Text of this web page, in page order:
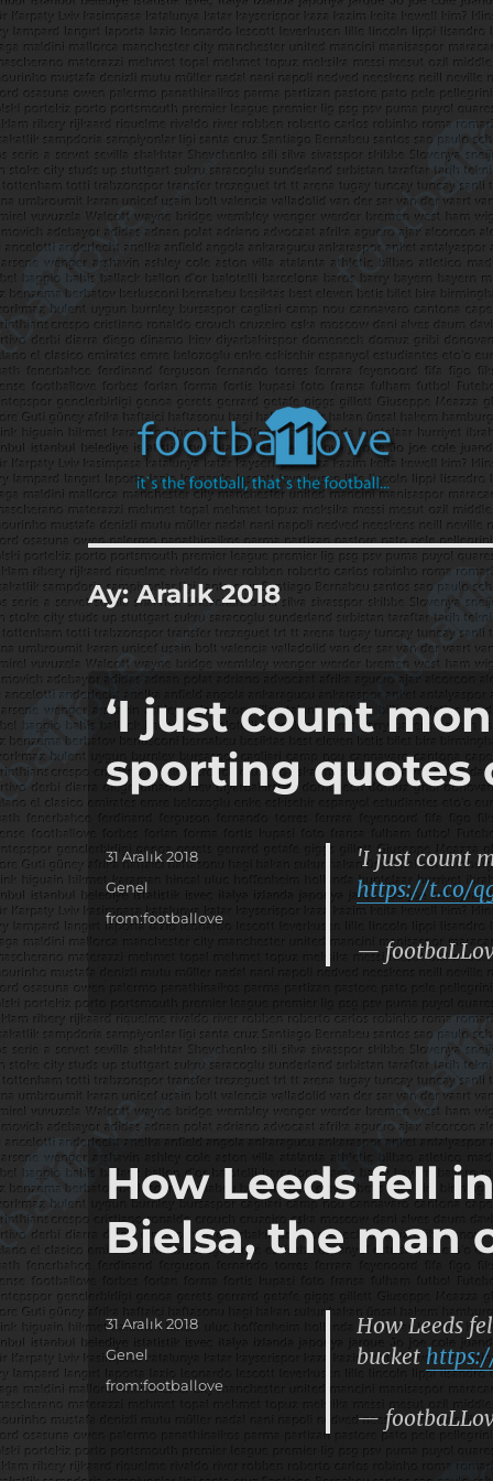
footbaLLove
it's the football, that's the football…
Ay:Aralık 2018
‘I just count
sporting quotes
'I just count
https://t.co/
—
Yayın
tarihi
31 Aralık 2018
Kategoriler
Genel
Etiketler
from:footballove
How Leeds fell
Bielsa, the man
How Leeds
bucket
—
Yayın
tarihi
31 Aralık 2018
Kategoriler
Genel
Etiketler
from:footballove